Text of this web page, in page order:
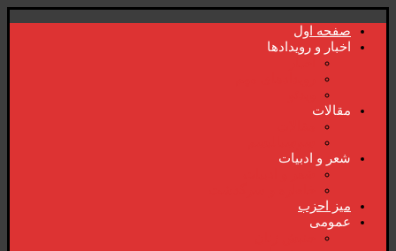
صفحە اول
اخبار و رویدادها
مقالات
شعر و ادبیات
میز احزب
عمومی